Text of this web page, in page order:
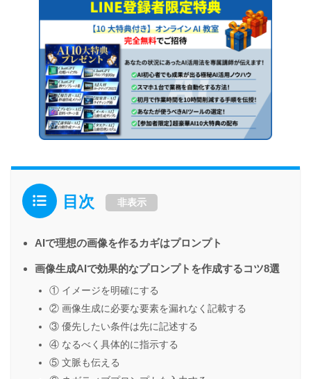
目次 非表示
AIで理想の画像を作るカギはプロンプト
画像生成AIで効果的なプロンプトを作成するコツ8選
① イメージを明確にする
② 画像生成に必要な要素を漏れなく記載する
③ 優先したい条件は先に記述する
④ なるべく具体的に指示する
⑤ 文脈も伝える